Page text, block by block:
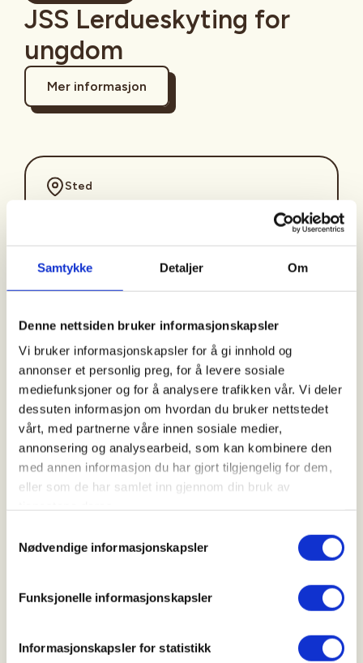
Samtykke Detaljer Om
Denne nettsiden bruker informasjonskapsler
Vi bruker informasjonskapsler for å gi innhold og
annonser et personlig preg, for å levere sosiale
mediefunksjoner og for å analysere trafikken vår. Vi deler
dessuten informasjon om hvordan du bruker nettstedet
vårt, med partnerne våre innen sosiale medier,
annonsering og analysearbeid, som kan kombinere den
med annen informasjon du har gjort tilgjengelig for dem,
eller som de har samlet inn gjennom din bruk av
Nødvendige informasjonskapsler
Funksjonelle informasjonskapsler
Informasjonskapsler for statistikk
JSS Lerdueskyting for
ungdom
Mer informasjon
Sted
31. Aug 2026
Arrangør
Tønsberg og omegns JFF
Kontaktperson
Har du lyst til å prøve deg på lerduebanen eller du
Dersom du er medlem i
Tønsberg JFF og 25 år eller yngre, får du 50 skudd
gjennom sommersesongen.Du kan også bli med